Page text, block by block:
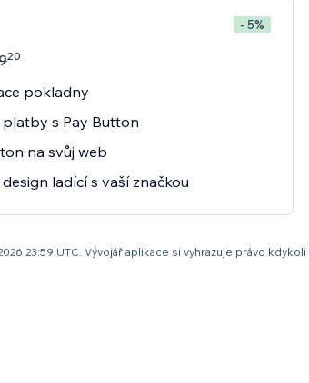
- 5%
20
pokladny
platby s Pay Button
na svůj web
ladící s vaší značkou
23:59 UTC. Vývojář aplikace si vyhrazuje právo